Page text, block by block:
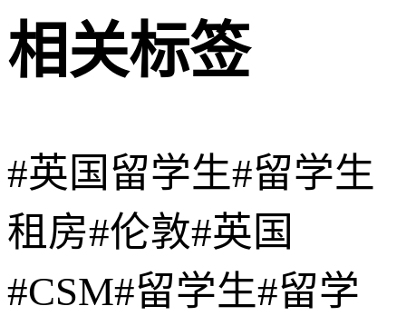
相关标签
#英国留学生#留学生
租房#伦敦#英国
#CSM#留学生#留学